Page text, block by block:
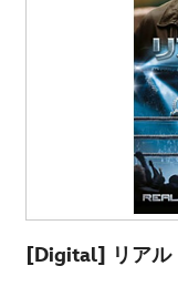
[Digital] リアル